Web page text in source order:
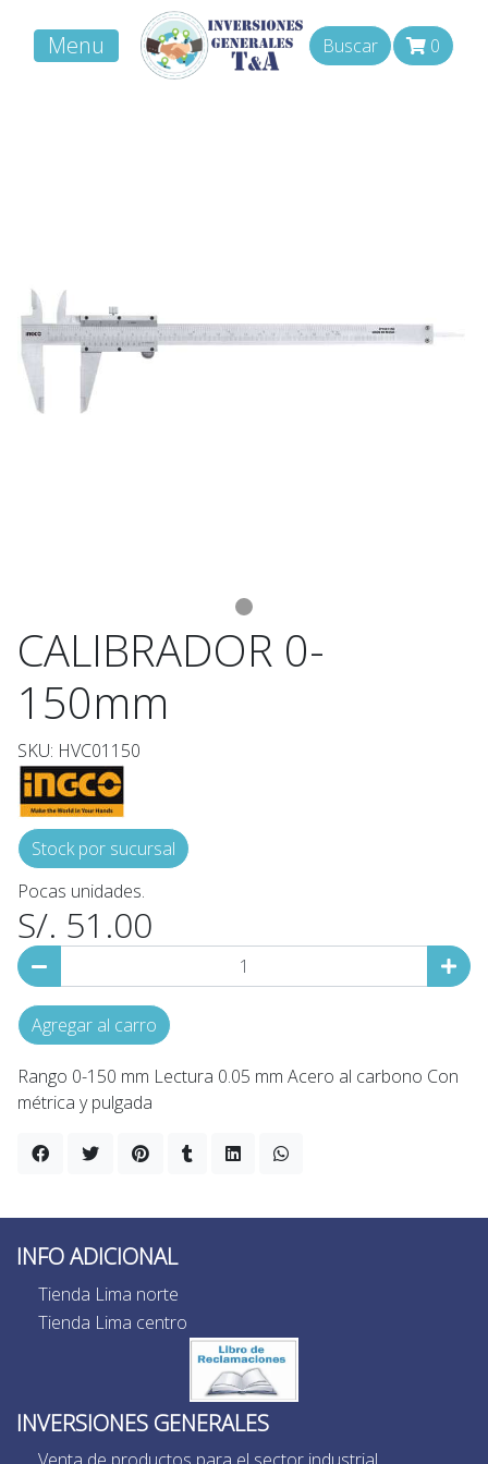
Menu Buscar 0
CALIBRADOR 0-
150mm
SKU: HVC01150
Stock por sucursal
Pocas unidades.
S/. 51.00
Agregar al carro
Rango 0-150 mm Lectura 0.05 mm Acero al carbono Con
métrica y pulgada
INFO ADICIONAL
Tienda Lima norte
Tienda Lima centro
INVERSIONES GENERALES